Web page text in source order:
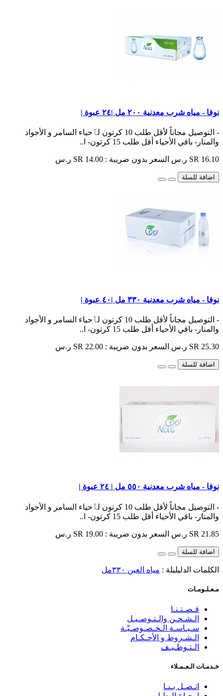
نوفا - مياه شرب معدنية ٢٠٠ مل |٢٤ عبوة |
- التوصيل مجاناً لأقل طلب 10 كرتون لٱحياء السامر و الأجواد
والمنار- باقي الأحياء أقل طلب 15 كرتون- ا..
SR 16.10 ر.س السعر بدون ضريبة : SR 14.00 ر.س
اضافة للسلة
نوفا - مياه شرب معدنية ٣٣٠ مل |٤٠ عبوة |
- التوصيل مجاناً لأقل طلب 10 كرتون لٱحياء السامر و الأجواد
والمنار- باقي الأحياء أقل طلب 15 كرتون- ا..
SR 25.30 ر.س السعر بدون ضريبة : SR 22.00 ر.س
اضافة للسلة
نوفا - مياه شرب معدنية ٥٥٠ مل | ٢٤ عبوة |
- التوصيل مجاناً لأقل طلب 10 كرتون لٱحياء السامر و الأجواد
والمنار- باقي الأحياء أقل طلب 15 كرتون- ا..
SR 21.85 ر.س السعر بدون ضريبة : SR 19.00 ر.س
اضافة للسلة
الكلمات الدليليلة : مياه العين ٣٣٠مل
مـعـلـومـات
قـصـتـنـا
الـشـحـن والـتـوصـيـل
سـيـاسـة الـخـصـوصـيّـة
الـشـروط و الأحـكـام
الـتـوظـيـف
خـدمـات الـعـمـلاء
اتـصـل بـنـا